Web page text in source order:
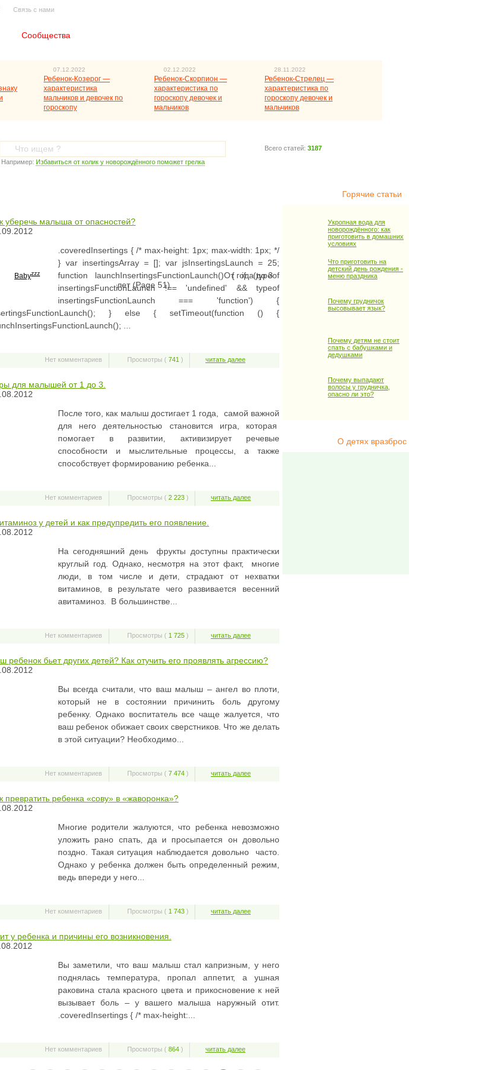
Связь с нами
Сообщества
07.12.2022
Ребенок-Козерог —
характеристика
мальчиков и девочек по
гороскопу
02.12.2022
Ребенок-Скорпион —
характеристика по
гороскопу девочек и
мальчиков
28.11.2022
Ребенок-Стрелец —
характеристика по
гороскопу девочек и
мальчиков
Всего статей: 3187
Например: Избавиться от колик у новорождённого поможет грелка
Babyzzz
От года до 3
лет (Page 51)
уберечь малыша от опасностей?
.coveredInsertings { /* max-height: 1px; max-width: 1px; */
} var insertingsArray = []; var jsInsertingsLaunch = 25;
function launchInsertingsFunctionLaunch() { if (typeof
insertingsFunctionLaunch !== 'undefined' && typeof
insertingsFunctionLaunch === 'function') {
} else { setTimeout(function () {
...
Нет комментариев Просмотры ( 741 ) читать далее
для малышей от 1 до 3.
После того, как малыш достигает 1 года, самой важной
для него деятельностью становится игра, которая
помогает в развитии, активизирует речевые
способности и мыслительные процессы, а также
способствует формированию ребенка...
Нет комментариев Просмотры ( 2 223 ) читать далее
у детей и как предупредить его появление.
На сегодняшний день фрукты доступны практически
круглый год. Однако, несмотря на этот факт, многие
люди, в том числе и дети, страдают от нехватки
витаминов, в результате чего развивается весенний
авитаминоз. В большинстве...
Нет комментариев Просмотры ( 1 725 ) читать далее
ребенок бьет других детей? Как отучить его проявлять агрессию?
Вы всегда считали, что ваш малыш – ангел во плоти,
который не в состоянии причинить боль другому
ребенку. Однако воспитатель все чаще жалуется, что
ваш ребенок обижает своих сверстников. Что же делать
в этой ситуации? Необходимо...
Нет комментариев Просмотры ( 7 474 ) читать далее
превратить ребенка «сову» в «жаворонка»?
Многие родители жалуются, что ребенка невозможно
уложить рано спать, да и просыпается он довольно
поздно. Такая ситуация наблюдается довольно часто.
Однако у ребенка должен быть определенный режим,
ведь впереди у него...
Нет комментариев Просмотры ( 1 743 ) читать далее
у ребенка и причины его возникновения.
Вы заметили, что ваш малыш стал капризным, у него
поднялась температура, пропал аппетит, а ушная
раковина стала красного цвета и прикосновение к ней
вызывает боль – у вашего малыша наружный отит.
.coveredInsertings { /* max-height:...
Нет комментариев Просмотры ( 864 ) читать далее
Горячие статьи
Укропная вода для
новорождённого: как
приготовить в домашних
условиях
Что приготовить на
детский день рождения -
меню праздника
Почему грудничок
высовывает язык?
Почему детям не стоит
спать с бабушками и
дедушками
Почему выпадают
волосы у грудничка,
опасно ли это?
О детях вразброс